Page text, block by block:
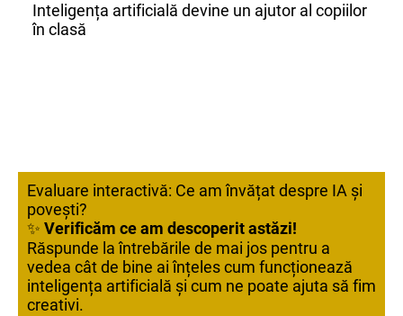
Inteligența artificială devine un ajutor al copiilor
în clasă
Evaluare interactivă: Ce am învățat despre IA și
povești?
✨ Verificăm ce am descoperit astăzi!
Răspunde la întrebările de mai jos pentru a
vedea cât de bine ai înțeles cum funcționează
inteligența artificială și cum ne poate ajuta să fim
creativi.